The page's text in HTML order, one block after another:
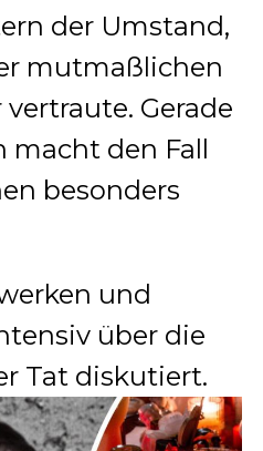
der Umstand,
mutmaßlichen
Gerade
macht den Fall
besonders
und
über die
Tat diskutiert.